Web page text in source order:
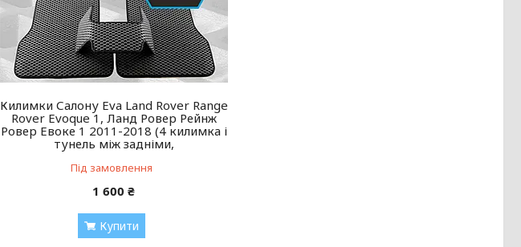
Килимки Салону Eva Land Rover Range
Rover Evoque 1, Ланд Ровер Рейнж
Ровер Евоке 1 2011-2018 (4 килимка і
тунель між задніми,
Під замовлення
1 600 ₴
Купити